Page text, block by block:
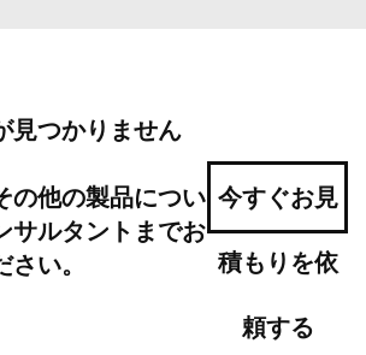
見つかりません
の他の製品につい
サルタントまでお
い。
今すぐお見
積もりを依
頼する